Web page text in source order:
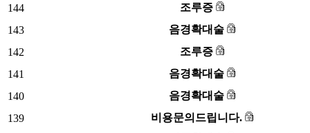
144
조루증
143
음경확대술
142
조루증
141
음경확대술
140
음경확대술
139
비용문의드립니다.